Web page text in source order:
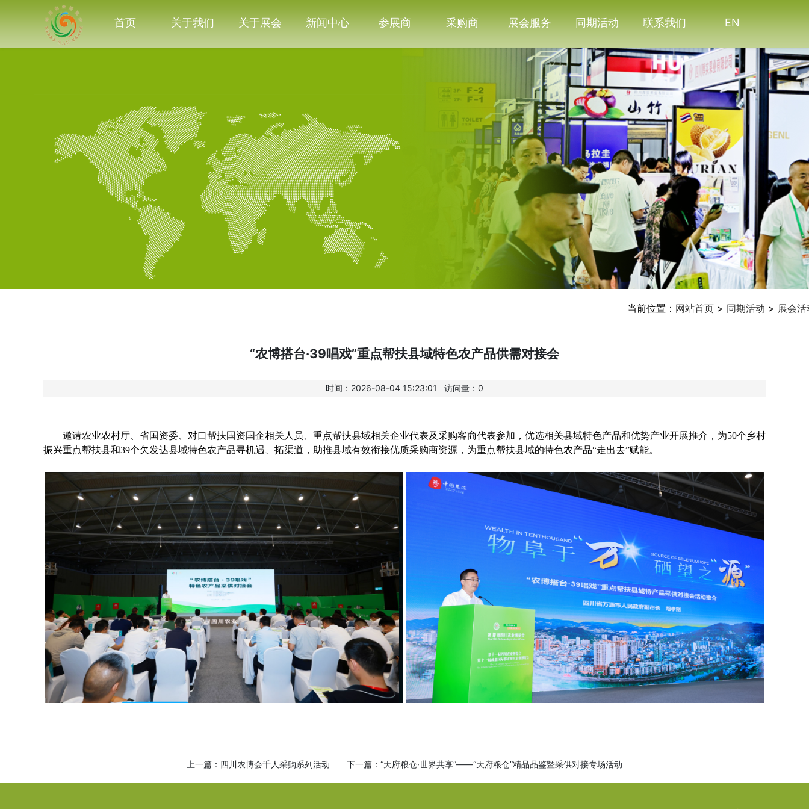
首页 关于我们 关于展会 新闻中心 参展商 采购商 展会服务 同期活动 联系我们 EN
当前位置： 网站首页 > 同期活动 > 展会活
“农博搭台·39唱戏”重点帮扶县域特色农产品供需对接会
时间：2026-08-04 15:23:01 访问量： 0
邀请农业农村厅、省国资委、对口帮扶国资国企相关人员、重点帮扶县域相关企业代表及采购客商代表参加，优选相关县域特色产品和优势产业开展推介，为50个乡村
振兴重点帮扶县和39个欠发达县域特色农产品寻机遇、拓渠道，助推县域有效衔接优质采购商资源，为重点帮扶县域的特色农产品“走出去”赋能。
上一篇： 四川农博会千人采购系列活动 下一篇： “天府粮仓·世界共享”——“天府粮仓”精品品鉴暨采供对接专场活动